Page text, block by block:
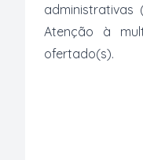
Atenção à
ofertado(s).